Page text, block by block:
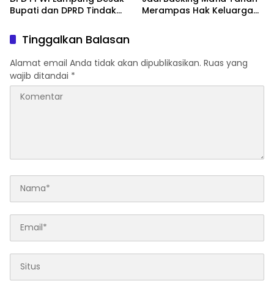
Bupati dan DPRD Tindak
No 02/2016
Merampas Hak Keluarga
Tinggalkan Balasan
Alamat email Anda tidak akan dipublikasikan. Ruas yang
wajib ditandai *